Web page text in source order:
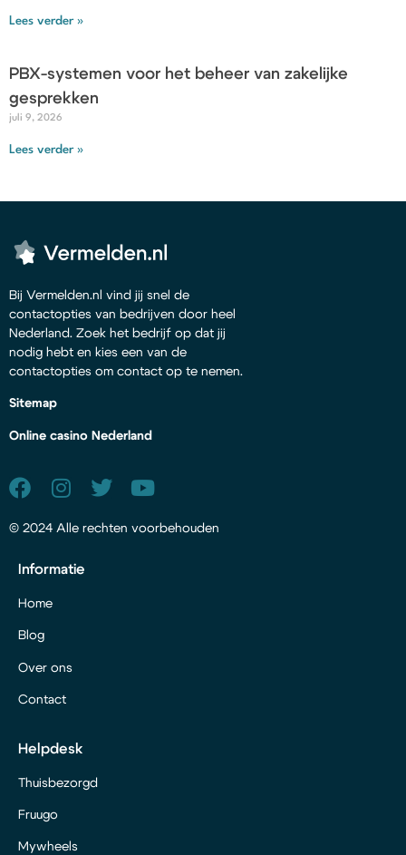
Lees verder »
PBX-systemen voor het beheer van zakelijke
gesprekken
juli 9, 2026
Lees verder »
Bij Vermelden.nl vind jij snel de
contactopties van bedrijven door heel
Nederland. Zoek het bedrijf op dat jij
nodig hebt en kies een van de
contactopties om contact op te nemen.
Sitemap
Online casino Nederland
© 2024 Alle rechten voorbehouden
Informatie
Home
Blog
Over ons
Contact
Helpdesk
Thuisbezorgd
Fruugo
Mywheels